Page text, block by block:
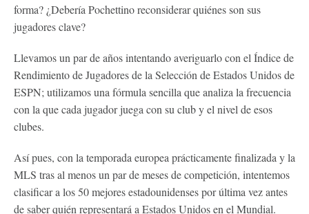
forma? ¿Debería Pochettino reconsiderar quiénes son sus
jugadores clave?
Llevamos un par de años intentando averiguarlo con el Índice de
Rendimiento de Jugadores de la Selección de Estados Unidos de
ESPN; utilizamos una fórmula sencilla que analiza la frecuencia
con la que cada jugador juega con su club y el nivel de esos
clubes.
Así pues, con la temporada europea prácticamente finalizada y la
MLS tras al menos un par de meses de competición, intentemos
clasificar a los 50 mejores estadounidenses por última vez antes
de saber quién representará a Estados Unidos en el Mundial.